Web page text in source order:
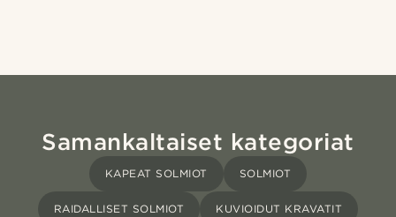
Samankaltaiset kategoriat
KAPEAT SOLMIOT SOLMIOT
RAIDALLISET SOLMIOT KUVIOIDUT KRAVATIT